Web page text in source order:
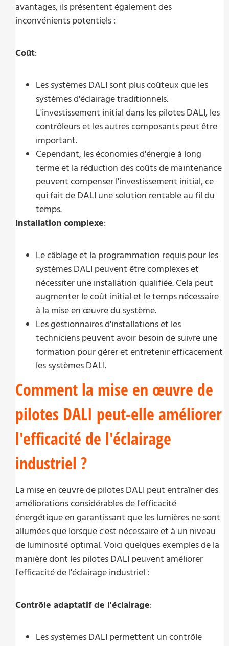
avantages, ils présentent également des
inconvénients potentiels :
Coût:
Les systèmes DALI sont plus coûteux que les
systèmes d'éclairage traditionnels.
L'investissement initial dans les pilotes DALI, les
contrôleurs et les autres composants peut être
important.
Cependant, les économies d'énergie à long
terme et la réduction des coûts de maintenance
peuvent compenser l'investissement initial, ce
qui fait de DALI une solution rentable au fil du
temps.
Installation complexe:
Le câblage et la programmation requis pour les
systèmes DALI peuvent être complexes et
nécessiter une installation qualifiée. Cela peut
augmenter le coût initial et le temps nécessaire
à la mise en œuvre du système.
Les gestionnaires d'installations et les
techniciens peuvent avoir besoin de suivre une
formation pour gérer et entretenir efficacement
les systèmes DALI.
Comment la mise en œuvre de
pilotes DALI peut-elle améliorer
l'efficacité de l'éclairage
industriel ?
La mise en œuvre de pilotes DALI peut entraîner des
améliorations considérables de l'efficacité
énergétique en garantissant que les lumières ne sont
allumées que lorsque c'est nécessaire et à un niveau
de luminosité optimal. Voici quelques exemples de la
manière dont les pilotes DALI peuvent améliorer
l'efficacité de l'éclairage industriel :
Contrôle adaptatif de l'éclairage:
Les systèmes DALI permettent un contrôle